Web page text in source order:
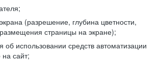
(разрешение, глубина цветности,
страницы на экране);
использовании средств автоматизации
на сайт;